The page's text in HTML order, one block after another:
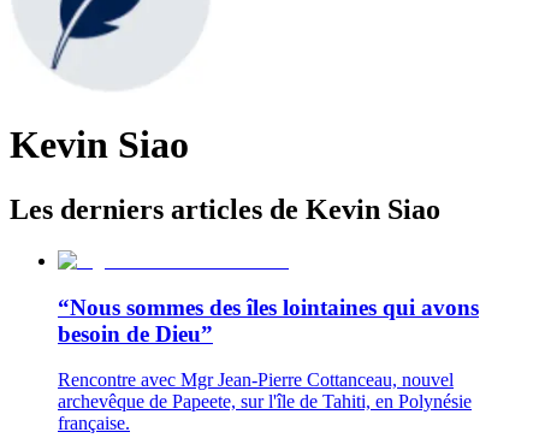
Kevin Siao
Les derniers articles de Kevin Siao
“Nous sommes des îles lointaines qui avons
besoin de Dieu”
Rencontre avec Mgr Jean-Pierre Cottanceau, nouvel
archevêque de Papeete, sur l'île de Tahiti, en Polynésie
française.